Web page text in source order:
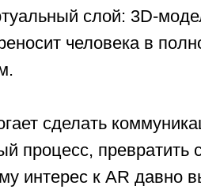
слой: 3D-
человека в
сделать
превратить
интерес к AR